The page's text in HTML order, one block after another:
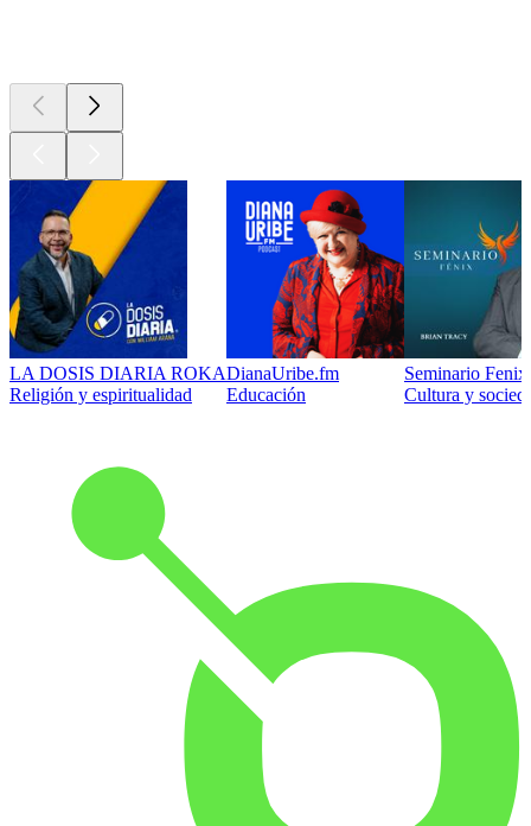
LA DOSIS DIARIA ROKA
Religión y espiritualidad
DianaUribe.fm
Educación
Seminario
Cultura y